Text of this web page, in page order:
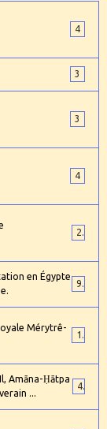
4
3
3
4
2
en Égypte
9
Mérytrê-
1
Amāna-Ḥātpa
...
4